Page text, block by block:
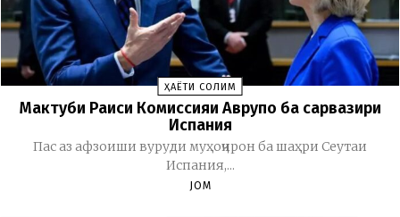
ҲАЁТИ СОЛИМ
Мактуби Раиси Комиссияи Аврупо ба сарвазири
Испания
Пас аз афзоиши вуруди муҳоҷирон ба шаҳри Сеутаи
Испания,...
JOM